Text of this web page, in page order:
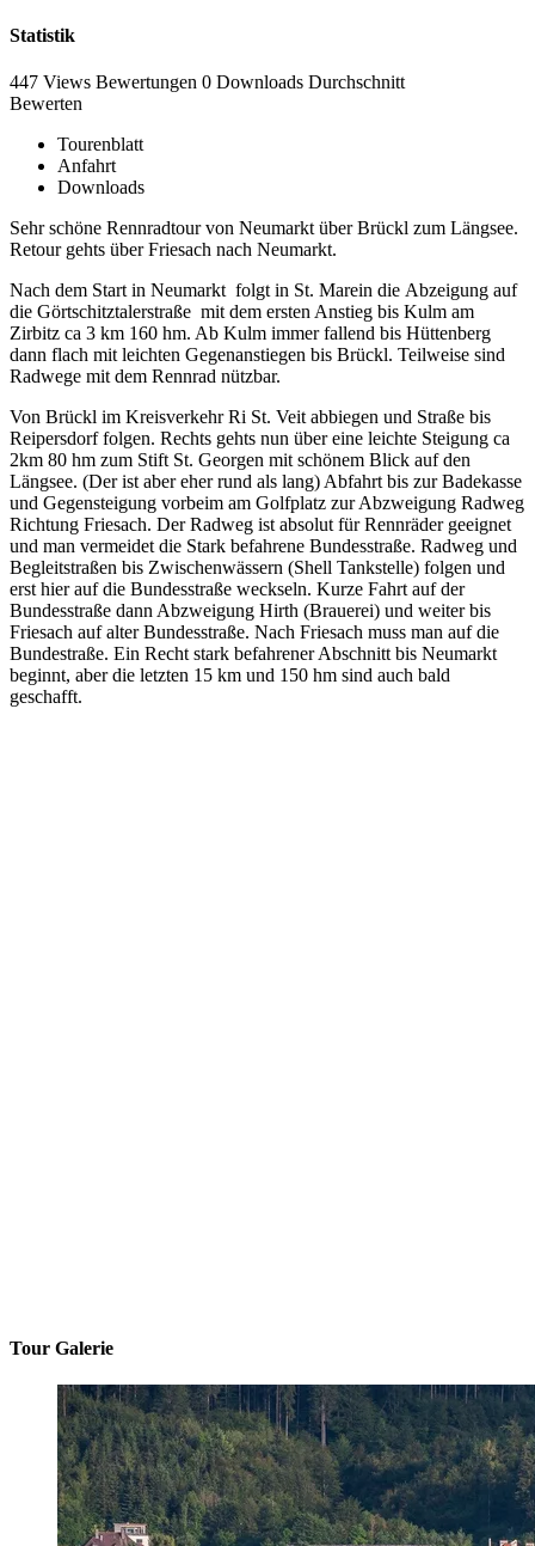
Statistik
447 Views Bewertungen 0 Downloads Durchschnitt
Bewerten
Tourenblatt
Anfahrt
Downloads
Sehr schöne Rennradtour von Neumarkt über Brückl zum Längsee.
Retour gehts über Friesach nach Neumarkt.
Nach dem Start in Neumarkt folgt in St. Marein die Abzeigung auf
die Görtschitztalerstraße mit dem ersten Anstieg bis Kulm am
Zirbitz ca 3 km 160 hm. Ab Kulm immer fallend bis Hüttenberg
dann flach mit leichten Gegenanstiegen bis Brückl. Teilweise sind
Radwege mit dem Rennrad nützbar.
Von Brückl im Kreisverkehr Ri St. Veit abbiegen und Straße bis
Reipersdorf folgen. Rechts gehts nun über eine leichte Steigung ca
2km 80 hm zum Stift St. Georgen mit schönem Blick auf den
Längsee. (Der ist aber eher rund als lang) Abfahrt bis zur Badekasse
und Gegensteigung vorbeim am Golfplatz zur Abzweigung Radweg
Richtung Friesach. Der Radweg ist absolut für Rennräder geeignet
und man vermeidet die Stark befahrene Bundesstraße. Radweg und
Begleitstraßen bis Zwischenwässern (Shell Tankstelle) folgen und
erst hier auf die Bundesstraße weckseln. Kurze Fahrt auf der
Bundesstraße dann Abzweigung Hirth (Brauerei) und weiter bis
Friesach auf alter Bundesstraße. Nach Friesach muss man auf die
Bundestraße. Ein Recht stark befahrener Abschnitt bis Neumarkt
beginnt, aber die letzten 15 km und 150 hm sind auch bald
geschafft.
Tour Galerie